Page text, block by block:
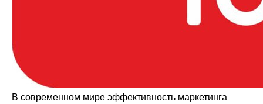
В современном мире эффективность маркетинга